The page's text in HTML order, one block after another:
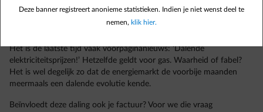
Het is de laatste tijd vaak voorpaginanieuws: ‘Dalende
elektriciteitsprijzen!’ Hetzelfde geldt voor gas. Waarheid of fabel?
Het is wel degelijk zo dat de energiemarkt de voorbije maanden
meermaals een dalende evolutie kende.
Beïnvloedt deze daling ook je factuur? Voor we die vraag
Deze banner registreert anonieme statistieken. Indien je niet wenst deel te
nemen, klik hier.